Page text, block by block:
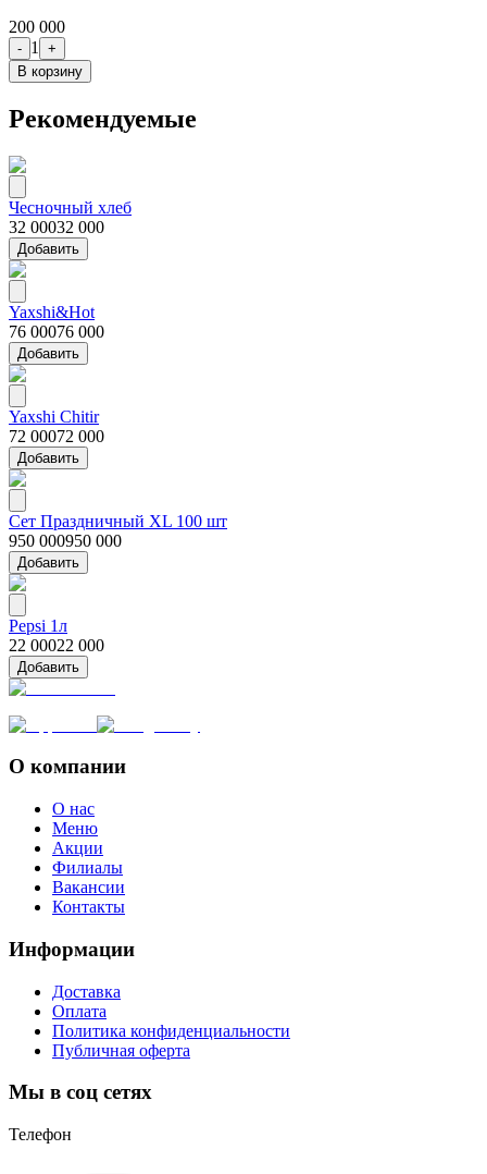
200 000
- 1
+
В корзину
Рекомендуемые
Чесночный хлеб
32 00032 000
Добавить
Yaxshi&Hot
76 00076 000
Добавить
Yaxshi Chitir
72 00072 000
Добавить
Сет Праздничный XL 100 шт
950 000950 000
Добавить
Pepsi 1л
22 00022 000
Добавить
О компании
О нас
Меню
Акции
Филиалы
Вакансии
Контакты
Информации
Доставка
Оплата
Политика конфиденциальности
Публичная оферта
Мы в соц сетях
Телефон